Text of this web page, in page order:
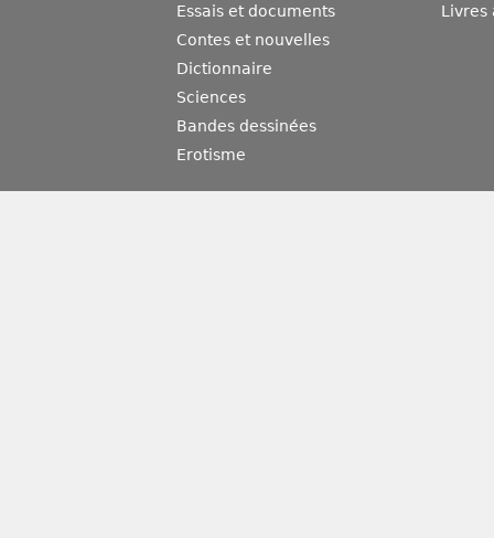
Essais et documents
Contes et nouvelles
Dictionnaire
Sciences
Bandes dessinées
Erotisme
Livres